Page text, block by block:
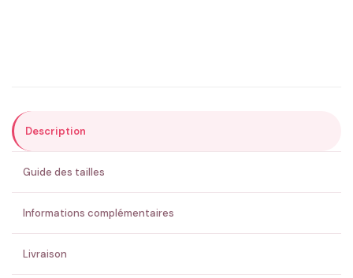
ENVOYER MA DEMANDE ✨
💚 Retour sous 24-48h🇫🇷 Flocage en France✅ Validation avant fabrication
Description
Guide des tailles
Informations complémentaires
Livraison